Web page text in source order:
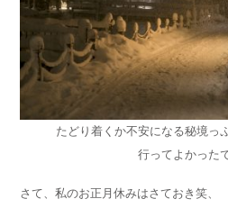
たどり着くか不安になる秘境っ
行ってよかった
さて、私のお正月休みはさておき笑、